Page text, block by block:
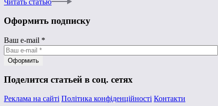
Читать статью
Оформить подписку
Ваш e-mail *
Поделится статьей в соц. сетях
Реклама на сайті Політика конфіденційності Контакти